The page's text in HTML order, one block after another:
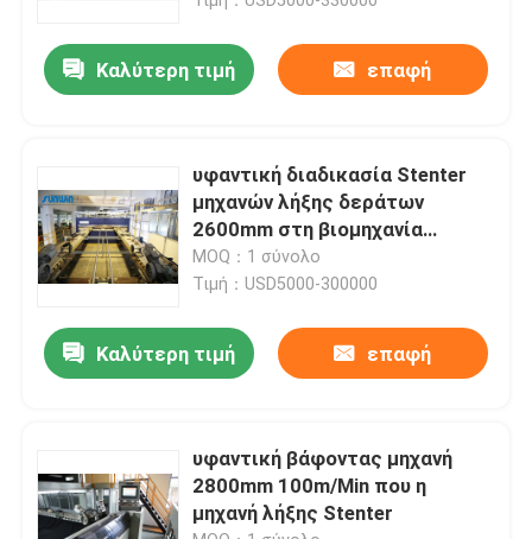
Καλύτερη τιμή επαφή
υφαντική διαδικασία Stenter
μηχανών λήξης δεράτων
2600mm στη βιομηχανία
κλωστοϋφαντουργίας 230C
MOQ：1 σύνολο
Τιμή：USD5000-300000
Καλύτερη τιμή επαφή
υφαντική βάφοντας μηχανή
2800mm 100m/Min που η
μηχανή λήξης Stenter